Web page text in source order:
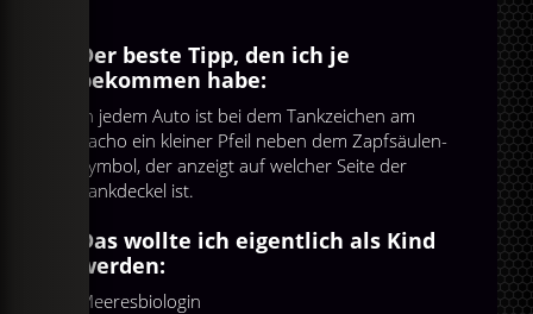
Der beste Tipp, den ich je
bekommen habe:
In jedem Auto ist bei dem Tankzeichen am
Tacho ein kleiner Pfeil neben dem Zapfsäulen-
Symbol, der anzeigt auf welcher Seite der
Tankdeckel ist.
Das wollte ich eigentlich als Kind
werden:
Meeresbiologin